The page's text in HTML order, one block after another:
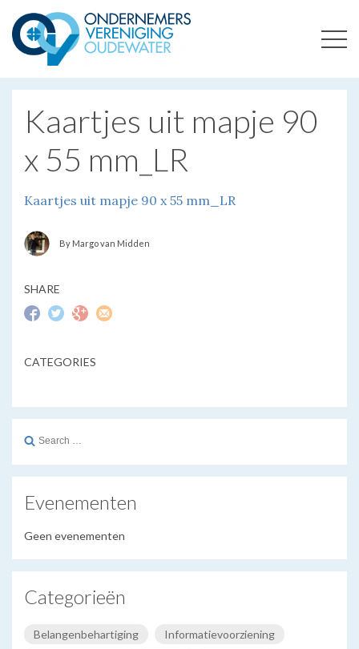
ONDERNEMERSVERENIGING OUDEWATER
Kaartjes uit mapje 90
x 55 mm_LR
Kaartjes uit mapje 90 x 55 mm_LR
By Margo van Midden
SHARE
CATEGORIES
Search
Evenementen
Geen evenementen
Categorieën
Belangenbehartiging
Informatievoorziening